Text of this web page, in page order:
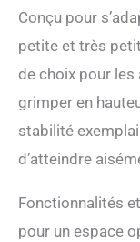
Conçu pour
petite et très
de choix pour
grimper en
stabilité
d’atteindre
Fonctionnalités
pour un espace